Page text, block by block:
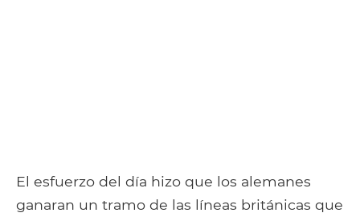
El esfuerzo del día hizo que los alemanes
ganaran un tramo de las líneas británicas que